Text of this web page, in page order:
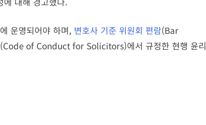
운영되어야 하며, 변호사 기준 위원회 편람(Bar
(Code of Conduct for Solicitors)에서 규정한 현행 윤리